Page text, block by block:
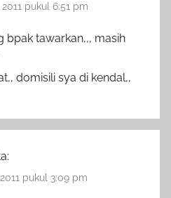
pukul 6:51 pm
bpak tawarkan,,, masih
domisili sya di kendal,,
pukul 3:09 pm